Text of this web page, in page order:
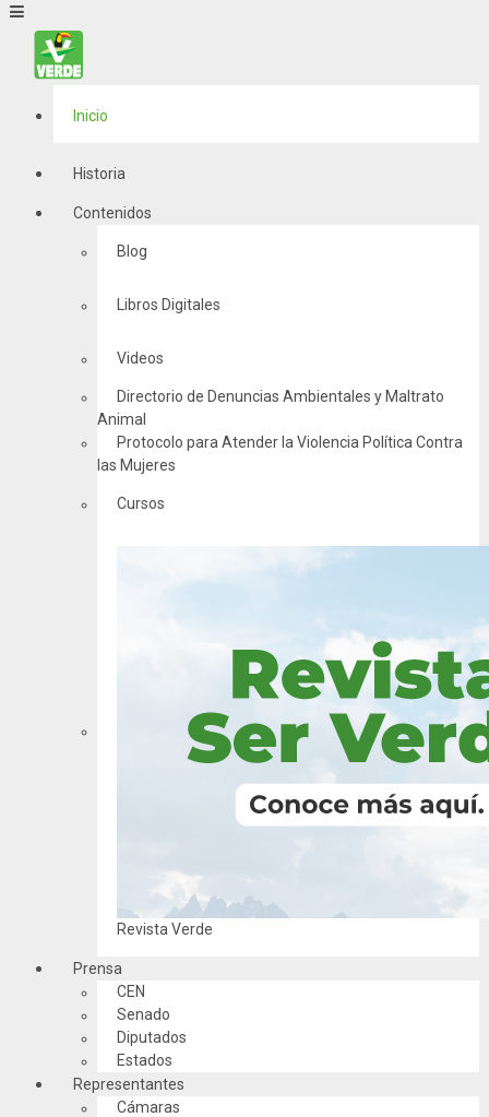
Inicio
Historia
Contenidos
Blog
Libros Digitales
Videos
Directorio de Denuncias Ambientales y Maltrato
Animal
Protocolo para Atender la Violencia Política Contra
las Mujeres
Cursos
Revista Verde
Prensa
CEN
Senado
Diputados
Estados
Representantes
Cámaras